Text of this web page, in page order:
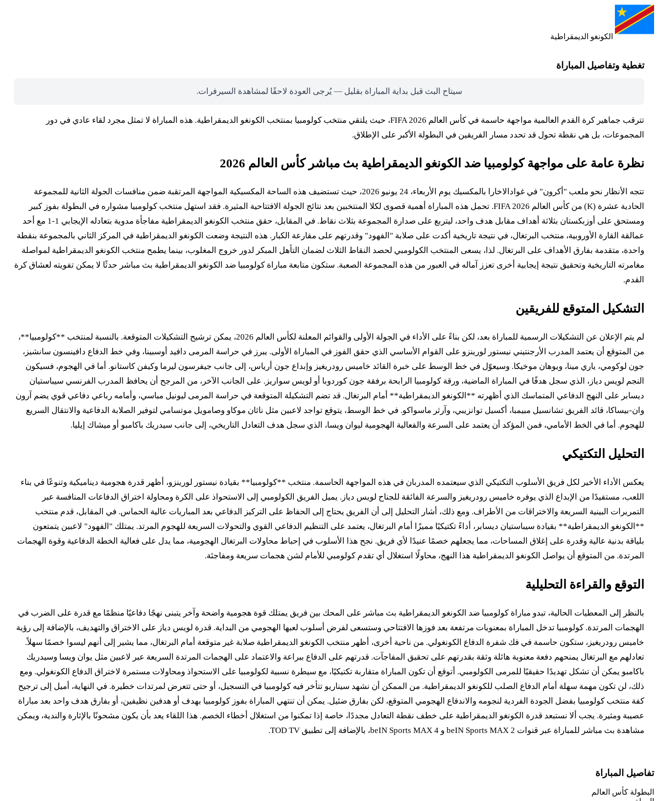
الكونغو الديمقراطية
تغطية وتفاصيل المباراة
سيتاح البث قبل بداية المباراة بقليل — يُرجى العودة لاحقًا لمشاهدة السيرفرات.
تترقب جماهير كرة القدم العالمية مواجهة حاسمة في كأس العالم FIFA 2026، حيث يلتقي منتخب كولومبيا بمنتخب الكونغو الديمقراطية. هذه المباراة لا تمثل مجرد لقاء عادي في دور
المجموعات، بل هي نقطة تحول قد تحدد مسار الفريقين في البطولة الأكبر على الإطلاق.
نظرة عامة على مواجهة كولومبيا ضد الكونغو الديمقراطية بث مباشر كأس العالم 2026
تتجه الأنظار نحو ملعب "أكرون" في غوادالاخارا بالمكسيك يوم الأربعاء، 24 يونيو 2026، حيث تستضيف هذه الساحة المكسيكية المواجهة المرتقبة ضمن منافسات الجولة الثانية للمجموعة
الحادية عشرة (K) من كأس العالم FIFA 2026. تحمل هذه المباراة أهمية قصوى لكلا المنتخبين بعد نتائج الجولة الافتتاحية المثيرة. فقد استهل منتخب كولومبيا مشواره في البطولة بفوز كبير
ومستحق على أوزبكستان بثلاثة أهداف مقابل هدف واحد، ليتربع على صدارة المجموعة بثلاث نقاط. في المقابل، حقق منتخب الكونغو الديمقراطية مفاجأة مدوية بتعادله الإيجابي 1-1 مع أحد
عمالقة القارة الأوروبية، منتخب البرتغال، في نتيجة تاريخية أكدت على صلابة "الفهود" وقدرتهم على مقارعة الكبار. هذه النتيجة وضعت الكونغو الديمقراطية في المركز الثاني بالمجموعة بنقطة
واحدة، متقدمة بفارق الأهداف على البرتغال. لذا، يسعى المنتخب الكولومبي لحصد النقاط الثلاث لضمان التأهل المبكر لدور خروج المغلوب، بينما يطمح منتخب الكونغو الديمقراطية لمواصلة
مغامرته التاريخية وتحقيق نتيجة إيجابية أخرى تعزز آماله في العبور من هذه المجموعة الصعبة. ستكون متابعة مباراة كولومبيا ضد الكونغو الديمقراطية بث مباشر حدثًا لا يمكن تفويته لعشاق كرة
القدم.
التشكيل المتوقع للفريقين
لم يتم الإعلان عن التشكيلات الرسمية للمباراة بعد، لكن بناءً على الأداء في الجولة الأولى والقوائم المعلنة لكأس العالم 2026، يمكن ترشيح التشكيلات المتوقعة. بالنسبة لمنتخب **كولومبيا**،
من المتوقع أن يعتمد المدرب الأرجنتيني نيستور لورينزو على القوام الأساسي الذي حقق الفوز في المباراة الأولى. يبرز في حراسة المرمى دافيد أوسبينا، وفي خط الدفاع دافينسون سانشيز،
جون لوكومي، ياري مينا، ويوهان موخيكا. وسيعوّل في خط الوسط على خبرة القائد خاميس رودريغيز وإبداع جون أرياس، إلى جانب جيفرسون ليرما وكيفن كاستانو. أما في الهجوم، فسيكون
النجم لويس دياز، الذي سجل هدفًا في المباراة الماضية، ورقة كولومبيا الرابحة برفقة جون كوردوبا أو لويس سواريز. على الجانب الآخر، من المرجح أن يحافظ المدرب الفرنسي سيباستيان
ديسابر على النهج الدفاعي المتماسك الذي أظهرته **الكونغو الديمقراطية** أمام البرتغال. قد تضم التشكيلة المتوقعة في حراسة المرمى ليونيل مباسي، وأمامه رباعي دفاعي قوي يضم آرون
وان-بيساكا، قائد الفريق تشانسيل مبيمبا، أكسيل توانزيبي، وآرثر ماسواكو. في خط الوسط، يتوقع تواجد لاعبين مثل ناثان موكاو وصامويل موتسامي لتوفير الصلابة الدفاعية والانتقال السريع
للهجوم. أما في الخط الأمامي، فمن المؤكد أن يعتمد على السرعة والفعالية الهجومية ليوان ويسا، الذي سجل هدف التعادل التاريخي، إلى جانب سيدريك باكامبو أو ميشاك إيليا.
التحليل التكتيكي
يعكس الأداء الأخير لكل فريق الأسلوب التكتيكي الذي سيعتمده المدربان في هذه المواجهة الحاسمة. منتخب **كولومبيا** بقيادة نيستور لورينزو، أظهر قدرة هجومية ديناميكية وتنوعًا في بناء
اللعب، مستفيدًا من الإبداع الذي يوفره خاميس رودريغيز والسرعة الفائقة للجناح لويس دياز. يميل الفريق الكولومبي إلى الاستحواذ على الكرة ومحاولة اختراق الدفاعات المنافسة عبر
التمريرات البينية السريعة والاختراقات من الأطراف. ومع ذلك، أشار التحليل إلى أن الفريق يحتاج إلى الحفاظ على التركيز الدفاعي بعد المباريات عالية الحماس. في المقابل، قدم منتخب
**الكونغو الديمقراطية** بقيادة سيباستيان ديسابر، أداءً تكتيكيًا مميزًا أمام البرتغال، يعتمد على التنظيم الدفاعي القوي والتحولات السريعة للهجوم المرتد. يمتلك "الفهود" لاعبين يتمتعون
بلياقة بدنية عالية وقدرة على إغلاق المساحات، مما يجعلهم خصمًا عنيدًا لأي فريق. نجح هذا الأسلوب في إحباط محاولات البرتغال الهجومية، مما يدل على فعالية الخطة الدفاعية وقوة الهجمات
المرتدة. من المتوقع أن يواصل الكونغو الديمقراطية هذا النهج، محاولًا استغلال أي تقدم كولومبي للأمام لشن هجمات سريعة ومفاجئة.
التوقع والقراءة التحليلية
بالنظر إلى المعطيات الحالية، تبدو مباراة كولومبيا ضد الكونغو الديمقراطية بث مباشر على المحك بين فريق يمتلك قوة هجومية واضحة وآخر يتبنى نهجًا دفاعيًا منظمًا مع قدرة على الضرب في
الهجمات المرتدة. كولومبيا تدخل المباراة بمعنويات مرتفعة بعد فوزها الافتتاحي وستسعى لفرض أسلوب لعبها الهجومي من البداية. قدرة لويس دياز على الاختراق والتهديف، بالإضافة إلى رؤية
خاميس رودريغيز، ستكون حاسمة في فك شفرة الدفاع الكونغولي. من ناحية أخرى، أظهر منتخب الكونغو الديمقراطية صلابة غير متوقعة أمام البرتغال، مما يشير إلى أنهم ليسوا خصمًا سهلاً.
تعادلهم مع البرتغال يمنحهم دفعة معنوية هائلة وثقة بقدرتهم على تحقيق المفاجآت. قدرتهم على الدفاع ببراعة والاعتماد على الهجمات المرتدة السريعة عبر لاعبين مثل يوان ويسا وسيدريك
باكامبو يمكن أن تشكل تهديدًا حقيقيًا للمرمى الكولومبي. أتوقع أن تكون المباراة متقاربة تكتيكيًا، مع سيطرة نسبية لكولومبيا على الاستحواذ ومحاولات مستمرة لاختراق الدفاع الكونغولي. ومع
ذلك، لن تكون مهمة سهلة أمام الدفاع الصلب للكونغو الديمقراطية. من الممكن أن نشهد سيناريو تتأخر فيه كولومبيا في التسجيل، أو حتى تتعرض لمرتدات خطيرة. في النهاية، أميل إلى ترجيح
كفة منتخب كولومبيا بفضل الجودة الفردية لنجومه والاندفاع الهجومي المتوقع، لكن بفارق ضئيل. يمكن أن تنتهي المباراة بفوز كولومبيا بهدف أو هدفين نظيفين، أو بفارق هدف واحد بعد مباراة
عصيبة ومثيرة. يجب ألا نستبعد قدرة الكونغو الديمقراطية على خطف نقطة التعادل مجددًا، خاصة إذا تمكنوا من استغلال أخطاء الخصم. هذا اللقاء يعد بأن يكون مشحونًا بالإثارة والندية، ويمكن
مشاهدة بث مباشر للمباراة عبر قنوات beIN Sports MAX 2 و beIN Sports MAX 4، بالإضافة إلى تطبيق TOD TV.
تفاصيل المباراة
البطولة كأس العالم